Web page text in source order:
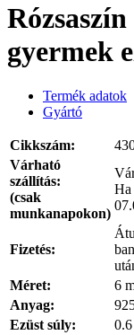
gyermek
Termék adatok
Gyártó
Cikkszám:
Várható
szállítás:
(csak
munkanapokon)
Ha
Fizetés:
Méret:
6
Anyag:
Ezüst súly: